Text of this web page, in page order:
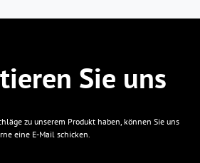
Sie uns
zu unserem Produkt haben, können Sie uns
eine E-Mail schicken.